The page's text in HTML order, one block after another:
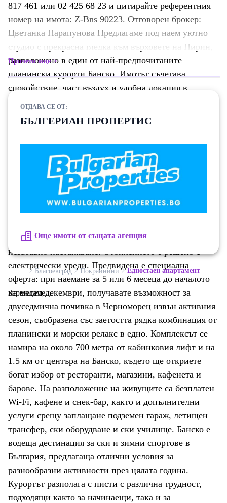
817 461 или 02 425 68 23 и цитирайте референтния
номер на имота: Z-Bns 90223. Отговорен брокер:
Цветанка Парапунова Предлагаме под наем уютно
студио с прекрасна гледка към върховете на Пирин,
разположено в един от най-предпочитаните
планински курорти Банско. Имотът съчетава
спокойствие, чист въздух и удобна локация в
осигурява много светлина и възможност да се
насладите на красиви залези от терасата.
Разпределението е компактно и функционално:
входно пространство дневна зона с кухненски кът и
зона за сън баня с тоалетна тераса Общата площ на
имота е 44.55 кв.м (33.5 кв.м чиста площ и 11.05
напълно обзаведено и оборудвано, готово за
незабавно настаняване. Отоплението е решено с
електрически уреди. Предвидена е специална
оферта: при наемане за 5 или 6 месеца до началото
на месец декември, получавате възможност за
двуседмична почивка в Черноморец извън активния
сезон, съобразена със заетостта рядка комбинация от
планински и морски релакс в едно. Комплексът се
намира на около 700 метра от кабинковия лифт и на
1.5 км от центъра на Банско, където ще откриете
богат избор от ресторанти, магазини, кафенета и
барове. На разположение на живущите са безплатен
Wi-Fi, кафене и снек-бар, както и допълнителни
услуги срещу заплащане подземен гараж, летищен
трансфер, ски оборудване и ски училище. Банско е
водеща дестинация за ски и зимни спортове в
България, предлагаща отлични условия за
разнообразни активности през цялата година.
Курортът разполага с писти с различна трудност,
подходящи както за начинаещи, така и за
Прочети още
ОТДАВА СЕ ОТ:
БЪЛГЕРИАН ПРОПЕРТИС
Още имоти от същата агенция
Благоевград Покрайнини Едностаен апартамент
Зареждаме...